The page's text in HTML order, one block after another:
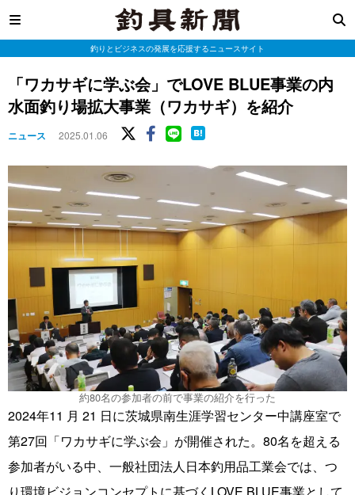
釣りとビジネスの発展を応援するニュースサイト
「ワカサギに学ぶ会」でLOVE BLUE事業の内
水面釣り場拡大事業（ワカサギ）を紹介
ニュース 2025.01.06
約80名の参加者の前で事業の紹介を行った
2024年11 月 21 日に茨城県南生涯学習センター中講座室で
第27回「ワカサギに学ぶ会」が開催された。80名を超える
参加者がいる中、一般社団法人日本釣用品工業会では、つ